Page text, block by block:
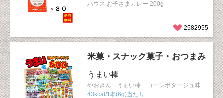
ハウス お子さまカレー 200g
2582955
米菓・スナック菓子・おつまみ
うまい棒
やおきん うまい棒 コーンポタージュ味
43kcal/1本(6g)当たり